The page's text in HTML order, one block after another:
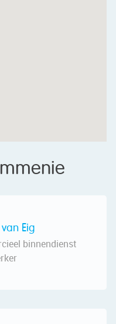
Eig
binnendienst